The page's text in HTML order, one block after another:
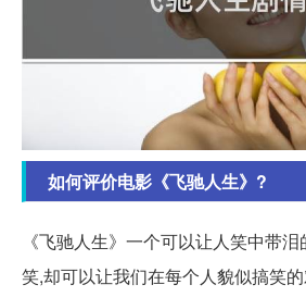
如何评价电影《飞驰人生》?
《飞驰人生》一个可以让人笑中带
笑,却可以让我们在每个人貌似搞笑